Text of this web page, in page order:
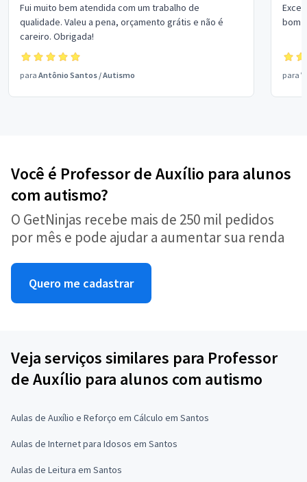
Fui muito bem atendida com um trabalho de
qualidade. Valeu a pena, orçamento grátis e não é
careiro. Obrigada!
para Antônio Santos /Autismo
bom
para
Você é Professor de Auxílio para alunos
com autismo?
O GetNinjas recebe mais de 250 mil pedidos
por mês e pode ajudar a aumentar sua renda
Quero me cadastrar
Veja serviços similares para Professor
de Auxílio para alunos com autismo
Aulas de Auxílio e Reforço em Cálculo em Santos
Aulas de Internet para Idosos em Santos
Aulas de Leitura em Santos